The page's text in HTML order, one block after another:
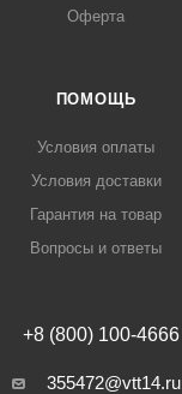
Оферта
ПОМОЩЬ
Условия оплаты
Условия доставки
Гарантия на товар
Вопросы и ответы
+8 (800) 100-4666
355472@vtt14.ru